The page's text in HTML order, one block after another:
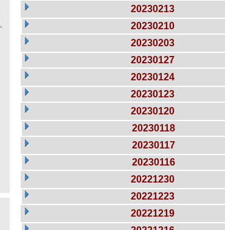
20230213
20230210
20230203
20230127
20230124
20230123
20230120
20230118
20230117
20230116
20221230
20221223
20221219